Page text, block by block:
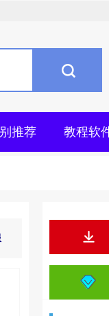
推荐 教程软